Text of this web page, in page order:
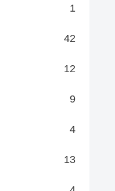
1
42
12
9
4
13